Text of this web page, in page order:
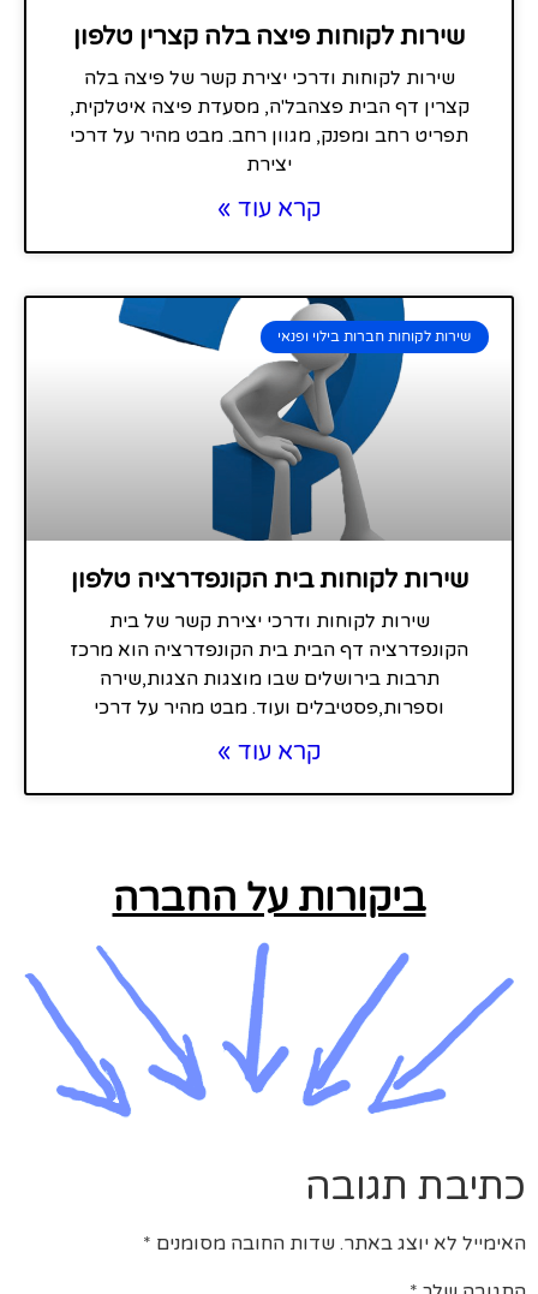
שירות לקוחות פיצה בלה קצרין טלפון
שירות לקוחות ודרכי יצירת קשר של פיצה בלה
קצרין דף הבית פצהבל'ה, מסעדת פיצה איטלקית,
תפריט רחב ומפנק, מגוון רחב. מבט מהיר על דרכי
יצירת
קרא עוד »
שירות לקוחות חברות בילוי ופנאי
שירות לקוחות בית הקונפדרציה טלפון
שירות לקוחות ודרכי יצירת קשר של בית
הקונפדרציה דף הבית בית הקונפדרציה הוא מרכז
תרבות בירושלים שבו מוצגות הצגות,שירה
וספרות,פסטיבלים ועוד. מבט מהיר על דרכי
קרא עוד »
ביקורות על החברה
כתיבת תגובה
האימייל לא יוצג באתר. שדות החובה מסומנים *